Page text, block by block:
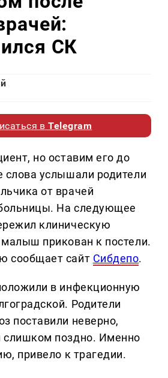
СК
вTelegram
но оставим его до
слова услышали родители
от врачей
На следующее
клиническую
прикован к постели.
сообщает сайт Сибдепо.
в инфекционную
Родители
поставили неверно,
слишком поздно. Именно
привело к трагедии.